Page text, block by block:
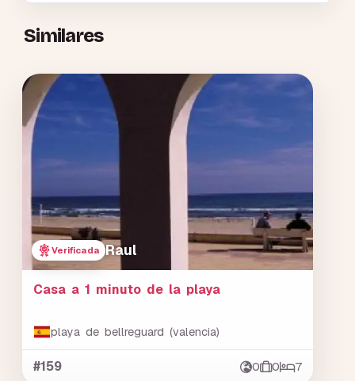
Similares
Verificada Raul
Casa a 1 minuto de la playa
playa de bellreguard (valencia)
#159 0 0 7